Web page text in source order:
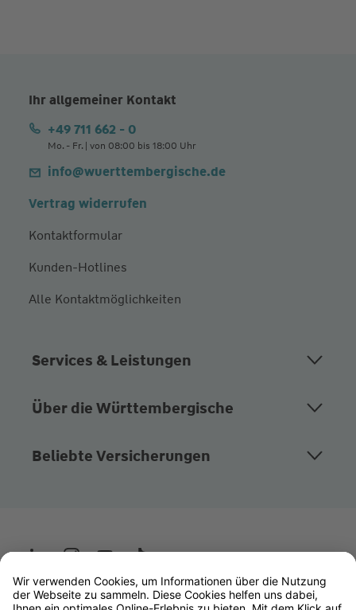
Ihr allgemeiner Kontakt
+49 711 662 - 0
Mo. - Fr. | von 08:00 bis 18:00 Uhr
info@wuerttembergische.de
Vertrag widerrufen
Kontaktformular
Kunden-Hotlines
Alle Kontaktmöglichkeiten
Services & Leistungen
Über die Württembergische
Beliebte Versicherungen
Wüstenrot